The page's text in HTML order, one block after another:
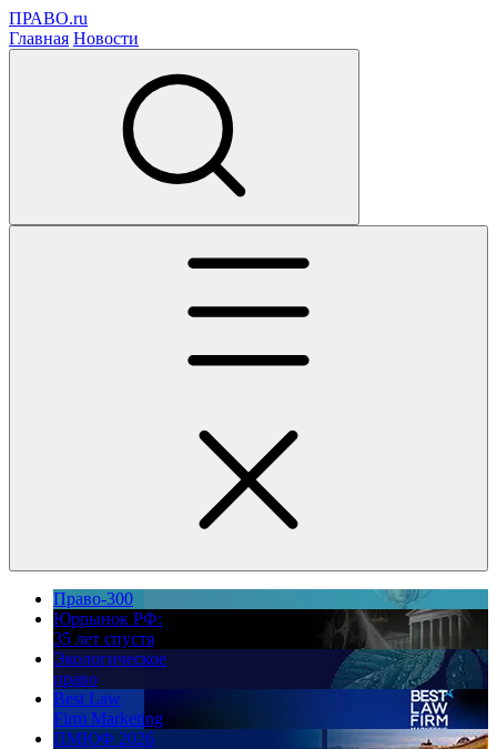
ПРАВО.ru
Главная Новости
Право-300
Юррынок РФ:
35 лет спустя
Экологическое
право
Best Law
Firm Marketing
ПМЮФ 2026